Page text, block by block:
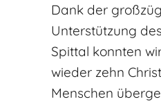
Dank der
Unterstützung
Spittal konnten
wieder zehn
Menschen